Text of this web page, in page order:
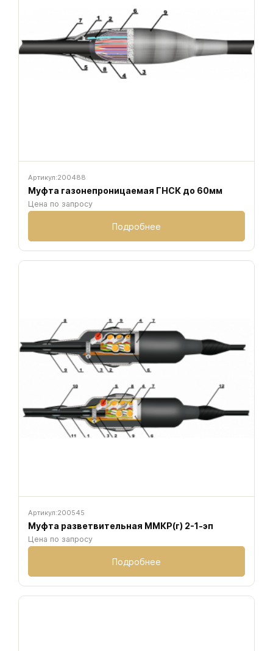
Артикул:200488
Муфта газонепроницаемая ГНСК до 60мм
Цена по запросу
Подробнее
Артикул:200545
Муфта разветвительная ММКР(г) 2-1-эп
Цена по запросу
Подробнее